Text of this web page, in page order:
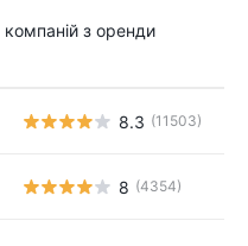
з оренди
8.3 (11503)
8 (4354)